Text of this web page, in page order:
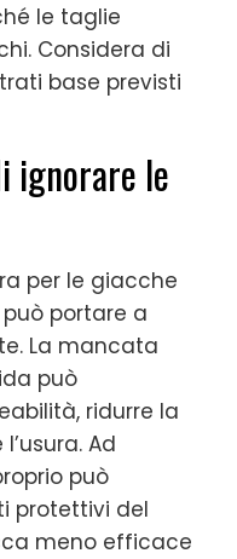
le taglie
Considera di
base previsti
ignorare le
per le giacche
portare a
La mancata
può
ridurre la
Ad
può
protettivi del
meno efficace